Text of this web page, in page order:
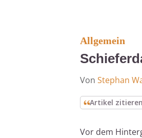
Allgemein
Von Stephan
Artikel zitieren
Vor dem